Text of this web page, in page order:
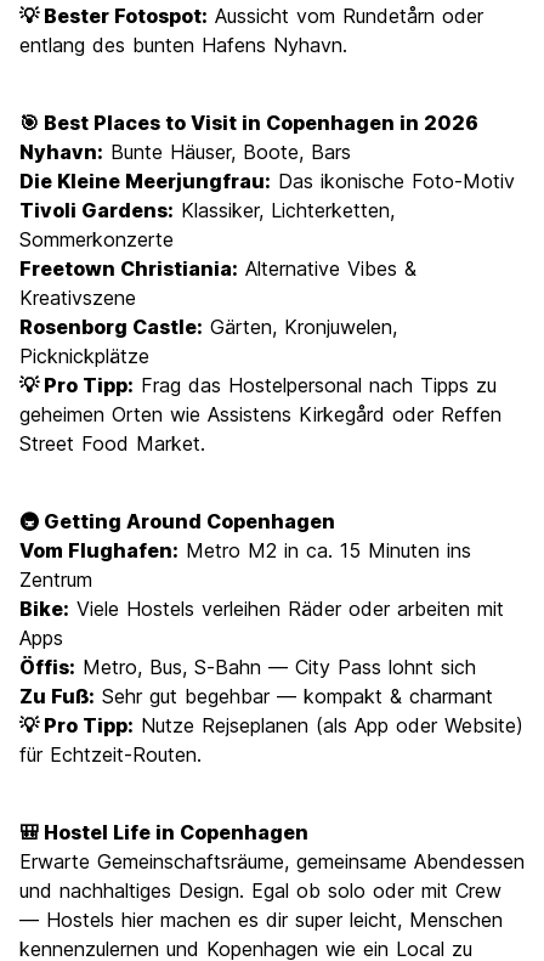
💡 Bester Fotospot: Aussicht vom Rundetårn oder
entlang des bunten Hafens Nyhavn.
🎯 Best Places to Visit in Copenhagen in 2026
Nyhavn: Bunte Häuser, Boote, Bars
Die Kleine Meerjungfrau: Das ikonische Foto-Motiv
Tivoli Gardens: Klassiker, Lichterketten,
Sommerkonzerte
Freetown Christiania: Alternative Vibes &
Kreativszene
Rosenborg Castle: Gärten, Kronjuwelen,
Picknickplätze
💡 Pro Tipp: Frag das Hostelpersonal nach Tipps zu
geheimen Orten wie Assistens Kirkegård oder Reffen
Street Food Market.
🚇 Getting Around Copenhagen
Vom Flughafen: Metro M2 in ca. 15 Minuten ins
Zentrum
Bike: Viele Hostels verleihen Räder oder arbeiten mit
Apps
Öffis: Metro, Bus, S-Bahn — City Pass lohnt sich
Zu Fuß: Sehr gut begehbar — kompakt & charmant
💡 Pro Tipp: Nutze Rejseplanen (als App oder Website)
für Echtzeit-Routen.
🎒 Hostel Life in Copenhagen
Erwarte Gemeinschaftsräume, gemeinsame Abendessen
und nachhaltiges Design. Egal ob solo oder mit Crew
— Hostels hier machen es dir super leicht, Menschen
kennenzulernen und Kopenhagen wie ein Local zu